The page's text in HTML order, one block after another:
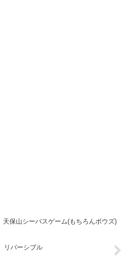
天保山シーバスゲーム(もちろんボウズ)
バーシブル